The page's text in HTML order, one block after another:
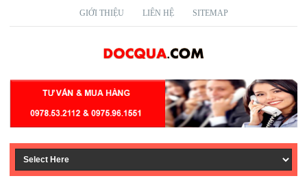
GIỚI THIỆU LIÊN HỆ SITEMAP